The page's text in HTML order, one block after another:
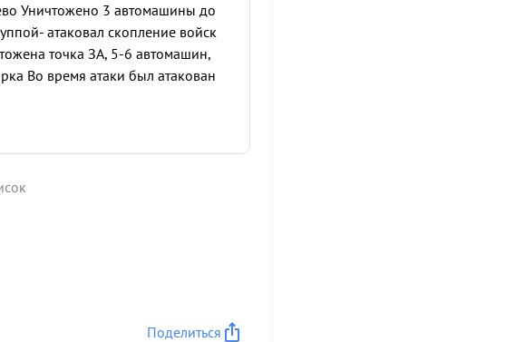
Уничтожено 3 автомашины до
атаковал скопление войск
точка ЗА, 5-6 автомашин,
Во время атаки был атакован
пробита невая имоскость,
получил неское ранение руки.
станцию Великие Луки. Взорван
Поделиться